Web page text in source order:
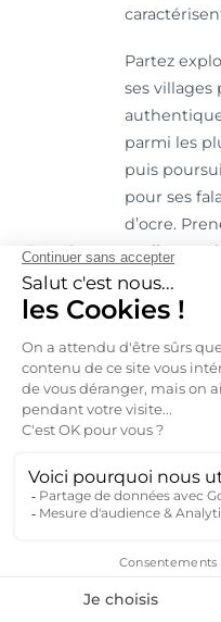
Jour 2
Partez
ses villages
parmi les
puis
pour ses
d’ocre.
ruelles
les petits
vous dans
savourer
oliveraies
décor idéal
paisible de
Consacrez
Alpilles.
galeries
Rejoignez